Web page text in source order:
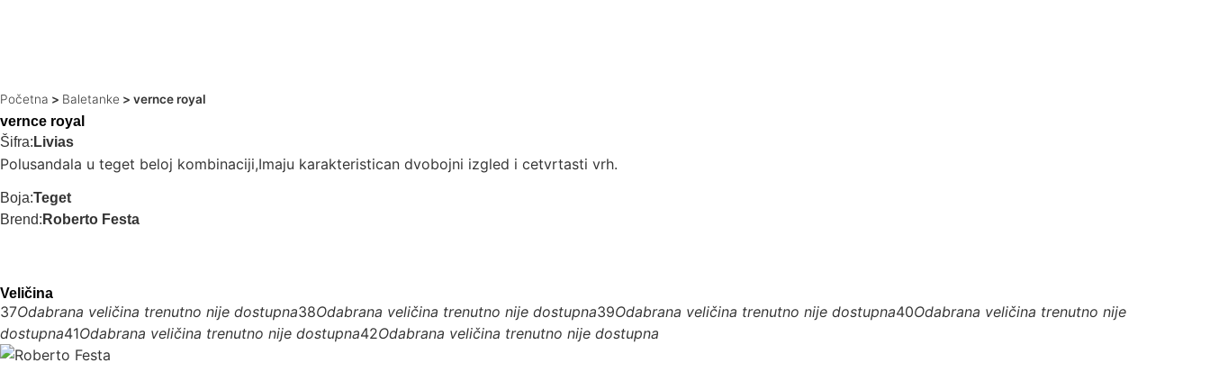
Početna > Baletanke > vernce royal
vernce royal
Šifra: Livias
Polusandala u teget beloj kombinaciji,Imaju karakteristican dvobojni izgled i cetvrtasti vrh.
Boja:Teget
Brend: Roberto Festa
Veličina
37Odabrana veličina trenutno nije dostupna38Odabrana veličina trenutno nije dostupna39Odabrana veličina trenutno nije dostupna40Odabrana veličina trenutno nije
dostupna41Odabrana veličina trenutno nije dostupna42Odabrana veličina trenutno nije dostupna